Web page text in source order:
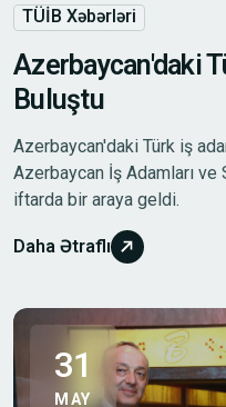
TÜİB Xəbərləri
Azerbaycan'daki
Buluştu
Azerbaycan'daki Türk iş
Azerbaycan İş Adamları
iftarda bir araya geldi.
Daha Ətraflı
31
MAY